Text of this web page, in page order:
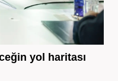
yol haritası